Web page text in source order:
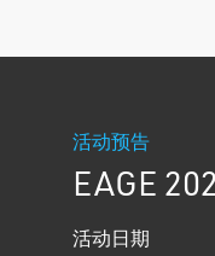
活动预告
EAGE
活动日期